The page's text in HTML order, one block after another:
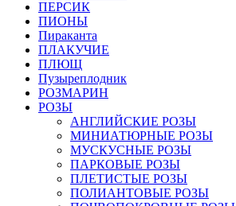
ПЕРСИК
ПИОНЫ
Пираканта
ПЛАКУЧИЕ
ПЛЮЩ
Пузыреплодник
РОЗМАРИН
РОЗЫ
АНГЛИЙСКИЕ РОЗЫ
МИНИАТЮРНЫЕ РОЗЫ
МУСКУСНЫЕ РОЗЫ
ПАРКОВЫЕ РОЗЫ
ПЛЕТИСТЫЕ РОЗЫ
ПОЛИАНТОВЫЕ РОЗЫ